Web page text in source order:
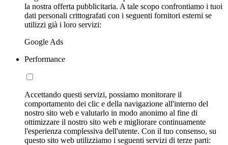
la nostra offerta pubblicitaria. A tale scopo confrontiamo i tuoi
dati personali crittografati con i seguenti fornitori esterni se
utilizzi già i loro servizi:
Google Ads
Performance
Accettando questi servizi, possiamo monitorare il
comportamento dei clic e della navigazione all'interno del
nostro sito web e valutarlo in modo anonimo al fine di
ottimizzare il nostro sito web e migliorare continuamente
l'esperienza complessiva dell'utente. Con il tuo consenso, su
questo sito web utilizziamo i seguenti servizi di terze parti: